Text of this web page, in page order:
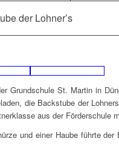
der Lohner’s
Grund­schu­le St. Mar­tin in
die Back­stu­be der
aus der För­der­schu­le
und einer Hau­be führ­te